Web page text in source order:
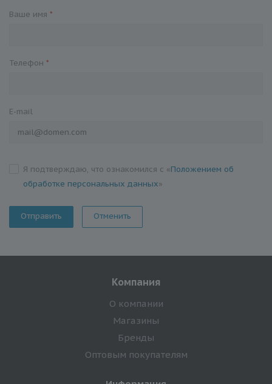
Ваше имя *
Телефон *
E-mail
Я подтверждаю, что ознакомился с «Положением об
обработке персональных данных»
Отменить
Компания
О компании
Магазины
Бренды
Оптовым покупателям